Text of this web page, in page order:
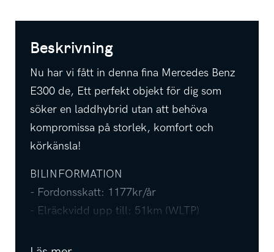
Beskrivning
Nu har vi fått in denna fina Mercedes Benz
E300 de, Ett perfekt objekt för dig som
söker en laddhybrid utan att behöva
kompromissa på storlek, komfort och
körkänsla!
BILINFORMATION
- Fordonsskatt: 1177kr/år
- Elräckvidd upp till: 51km (WLTP)
- Besiktad till: 2027-02-28